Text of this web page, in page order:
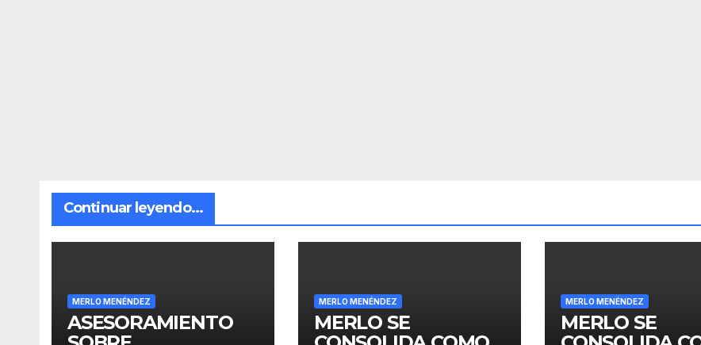
Continuar leyendo...
MERLO MENÉNDEZ
ASESORAMIENTO
MERLO MENÉNDEZ
MERLO SE
MERLO MENÉNDEZ
MERLO SE